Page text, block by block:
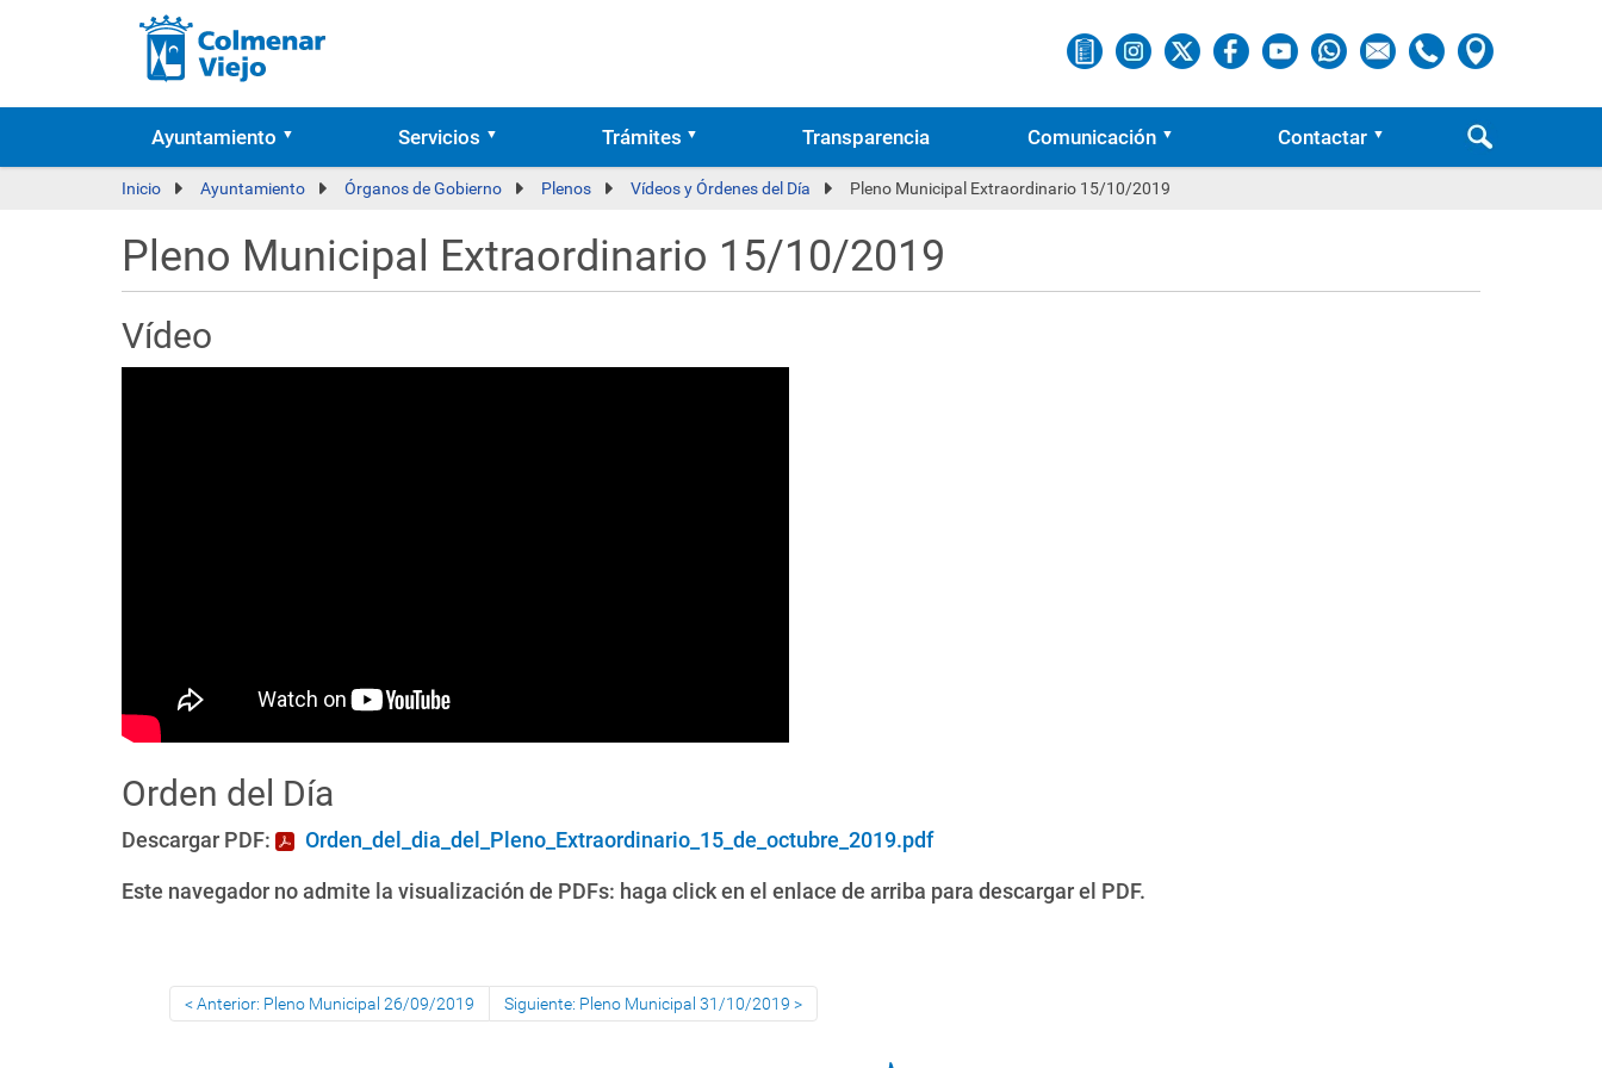
Ayuntamiento Servicios Trámites Transparencia Comunicación Contactar
Inicio Ayuntamiento Órganos de Gobierno Plenos Vídeos y Órdenes del Día Pleno Municipal Extraordinario 15/10/2019
Pleno Municipal Extraordinario 15/10/2019
Vídeo
Orden del Día
Descargar PDF: Orden_del_dia_del_Pleno_Extraordinario_15_de_octubre_2019.pdf
Este navegador no admite la visualización de PDFs: haga click en el enlace de arriba para descargar el PDF.
Anterior: Pleno Municipal 26/09/2019 Siguiente: Pleno Municipal 31/10/2019